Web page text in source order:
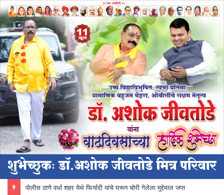
पोलीस ठाणे वर्धा शहर येथे फिर्यादी यांचे घरून चोरी गेलेला मुद्देमाल जप्त